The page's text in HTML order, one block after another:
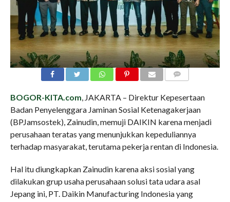
BOGOR-KITA.com, JAKARTA – Direktur Kepesertaan
Badan Penyelenggara Jaminan Sosial Ketenagakerjaan
(BPJamsostek), Zainudin, memuji DAIKIN karena menjadi
perusahaan teratas yang menunjukkan kepeduliannya
terhadap masyarakat, terutama pekerja rentan di Indonesia.
Hal itu diungkapkan Zainudin karena aksi sosial yang
dilakukan grup usaha perusahaan solusi tata udara asal
Jepang ini, PT. Daikin Manufacturing Indonesia yang